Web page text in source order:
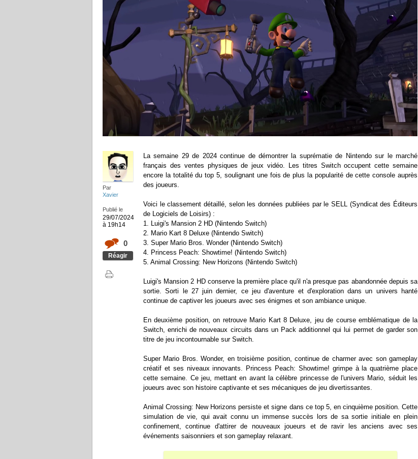
Par
Xavier
Publié le
29/07/2024
à 19h14
0
Réagir
La semaine 29 de 2024 continue de démontrer la suprématie de Nintendo sur le marché
français des ventes physiques de jeux vidéo. Les titres Switch occupent cette semaine
encore la totalité du top 5, soulignant une fois de plus la popularité de cette console auprès
des joueurs.
Voici le classement détaillé, selon les données publiées par le SELL (Syndicat des Éditeurs
de Logiciels de Loisirs) :
1. Luigi's Mansion 2 HD (Nintendo Switch)
2. Mario Kart 8 Deluxe (Nintendo Switch)
3. Super Mario Bros. Wonder (Nintendo Switch)
4. Princess Peach: Showtime! (Nintendo Switch)
5. Animal Crossing: New Horizons (Nintendo Switch)
Luigi's Mansion 2 HD conserve la première place qu'il n'a presque pas abandonnée depuis sa
sortie. Sorti le 27 juin dernier, ce jeu d'aventure et d'exploration dans un univers hanté
continue de captiver les joueurs avec ses énigmes et son ambiance unique.
En deuxième position, on retrouve Mario Kart 8 Deluxe, jeu de course emblématique de la
Switch, enrichi de nouveaux circuits dans un Pack additionnel qui lui permet de garder son
titre de jeu incontournable sur Switch.
Super Mario Bros. Wonder, en troisième position, continue de charmer avec son gameplay
créatif et ses niveaux innovants. Princess Peach: Showtime! grimpe à la quatrième place
cette semaine. Ce jeu, mettant en avant la célèbre princesse de l'univers Mario, séduit les
joueurs avec son histoire captivante et ses mécaniques de jeu divertissantes.
Animal Crossing: New Horizons persiste et signe dans ce top 5, en cinquième position. Cette
simulation de vie, qui avait connu un immense succès lors de sa sortie initiale en plein
confinement, continue d'attirer de nouveaux joueurs et de ravir les anciens avec ses
événements saisonniers et son gameplay relaxant.